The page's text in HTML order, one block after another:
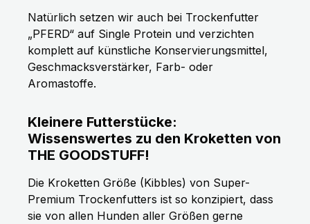
Natürlich setzen wir auch bei Trockenfutter
„PFERD“ auf Single Protein und verzichten
komplett auf künstliche Konservierungsmittel,
Geschmacksverstärker, Farb- oder
Aromastoffe.
Kleinere Futterstücke:
Wissenswertes zu den Kroketten von
THE GOODSTUFF!
Die Kroketten Größe (Kibbles) von Super-
Premium Trockenfutters ist so konzipiert, dass
sie von allen Hunden aller Größen gerne